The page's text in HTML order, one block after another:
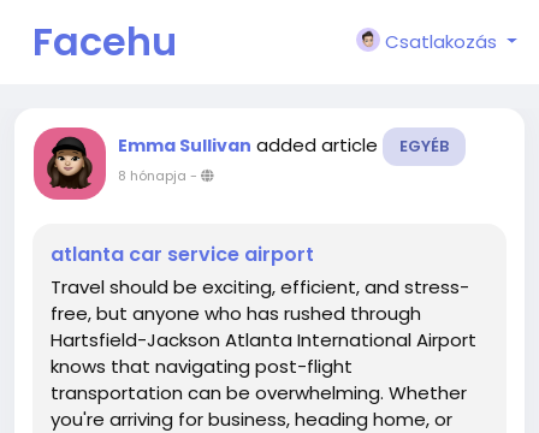
Facehu
n
Csatlakozás
Emma Sullivan added article EGYÉB
8 hónapja -
atlanta car service airport
Travel should be exciting, efficient, and stress-
free, but anyone who has rushed through
Hartsfield-Jackson Atlanta International Airport
knows that navigating post-flight
transportation can be overwhelming. Whether
you're arriving for business, heading home, or